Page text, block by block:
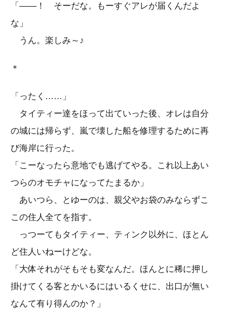
「――！ そーだな。もーすぐアレが届くんだよ
な」
うん。楽しみ～♪
＊
「ったく……」
タイティー達をほって出ていった後、オレは自分
の城には帰らず、嵐で壊した船を修理するために再
び海岸に行った。
「こーなったら意地でも逃げてやる。これ以上あい
つらのオモチャになってたまるか」
あいつら、とゆーのは、親父やお袋のみならずこ
この住人全てを指す。
っつーてもタイティー、ティンク以外に、ほとん
ど住人いねーけどな。
「大体それがそもそも変なんだ。ほんとに稀に押し
掛けてくる客とかいるにはいるくせに、出口が無い
なんて有り得んのか？」